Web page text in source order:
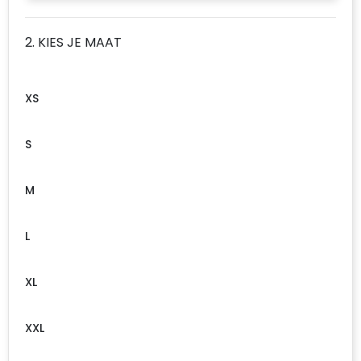
Accessoires voor tassen
Duffeltassen
Goodiebags
2. KIES JE MAAT
XS
S
M
L
XL
XXL